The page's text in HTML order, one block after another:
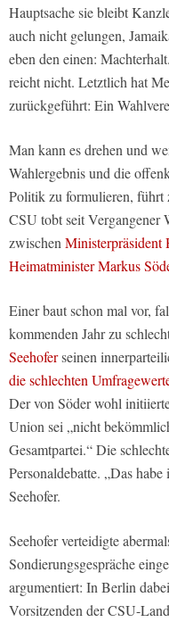
Hauptsache sie bleibt
auch nicht gelungen,
eben den einen:
reicht nicht. Letztlich hat
zurückgeführt: Ein
Man kann es drehen und
Wahlergebnis und die
Politik zu formulieren, führt
CSU tobt seit Vergangener
zwischenMinisterpräsident
Heimatminister Markus
Einer baut schon mal vor,
kommenden Jahr zu
Seehoferseinen
die schlechten
Der von Söder wohl
Union sei „nicht
Gesamtpartei.“ Die
Personaldebatte. „Das
Seehofer.
Seehofer verteidigte
Sondierungsgespräche
argumentiert: In Berlin
Vorsitzenden der CSU-